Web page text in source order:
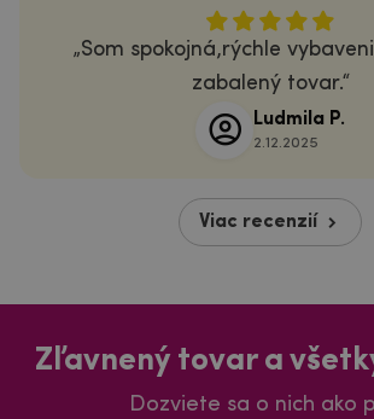
Som spokojná,rýchle
zabalený tovar.
Ludmila P.
2.12.2025
Viac recenzií
Zľavnený tovar a
Dozviete sa o nich ako